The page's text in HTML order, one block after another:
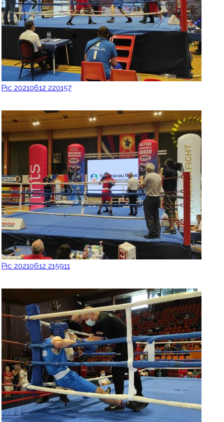
Pic 20210612 220157
Pic 20210612 215911